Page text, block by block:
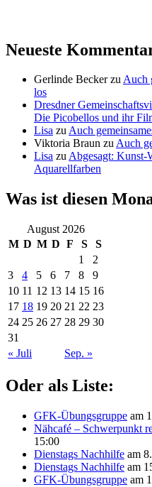
Neueste
Gerlinde BeckerzuAuch
los
Dresdner
Die Picobellos und ihr
Lisa zuAuch
Viktoria Braun zuAuch
Lisa zuAbgesagt: Kunst-
Aquarellfarben
Was ist diesen
August 2026
M D M D F S
S
1
2
3
4 5 6 7 8
9
10 11 12 13 14 15 16
17 18 19 20 21 22 23
24 25 26 27 28 29 30
31
« Juli
Sep. »
Oder als Liste:
GFK-Übungsgruppe am
Nähcafé – Schwerpunkt
15:00
Dienstags Nachhilfe am
Dienstags Nachhilfe am
GFK-Übungsgruppe am